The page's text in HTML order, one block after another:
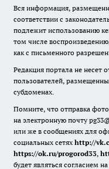
Вся информация,
соответствии с
подлежит использованию
том числе
как с письменного
Редакция портала не несет
пользователей,
субдоменах.
Помните, что отправка
на электронную почту
или же в сообщениях для
социальных сетях http://
https://ok.ru/progorod33,
будет являться согласием